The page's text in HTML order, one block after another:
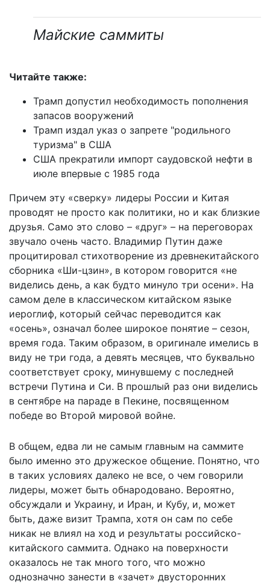
Майские саммиты
Читайте также:
Трамп допустил необходимость пополнения
запасов вооружений
Трамп издал указ о запрете "родильного
туризма" в США
США прекратили импорт саудовской нефти в
июле впервые с 1985 года
Причем эту «сверку» лидеры России и Китая
проводят не просто как политики, но и как близкие
друзья. Само это слово – «друг» – на переговорах
звучало очень часто. Владимир Путин даже
процитировал стихотворение из древнекитайского
сборника «Ши-цзин», в котором говорится «не
виделись день, а как будто минуло три осени». На
самом деле в классическом китайском языке
иероглиф, который сейчас переводится как
«осень», означал более широкое понятие – сезон,
время года. Таким образом, в оригинале имелись в
виду не три года, а девять месяцев, что буквально
соответствует сроку, минувшему с последней
встречи Путина и Си. В прошлый раз они виделись
в сентябре на параде в Пекине, посвященном
победе во Второй мировой войне.
В общем, едва ли не самым главным на саммите
было именно это дружеское общение. Понятно, что
в таких условиях далеко не все, о чем говорили
лидеры, может быть обнародовано. Вероятно,
обсуждали и Украину, и Иран, и Кубу, и, может
быть, даже визит Трампа, хотя он сам по себе
никак не влиял на ход и результаты российско-
китайского саммита. Однако на поверхности
оказалось не так много того, что можно
однозначно занести в «зачет» двусторонних